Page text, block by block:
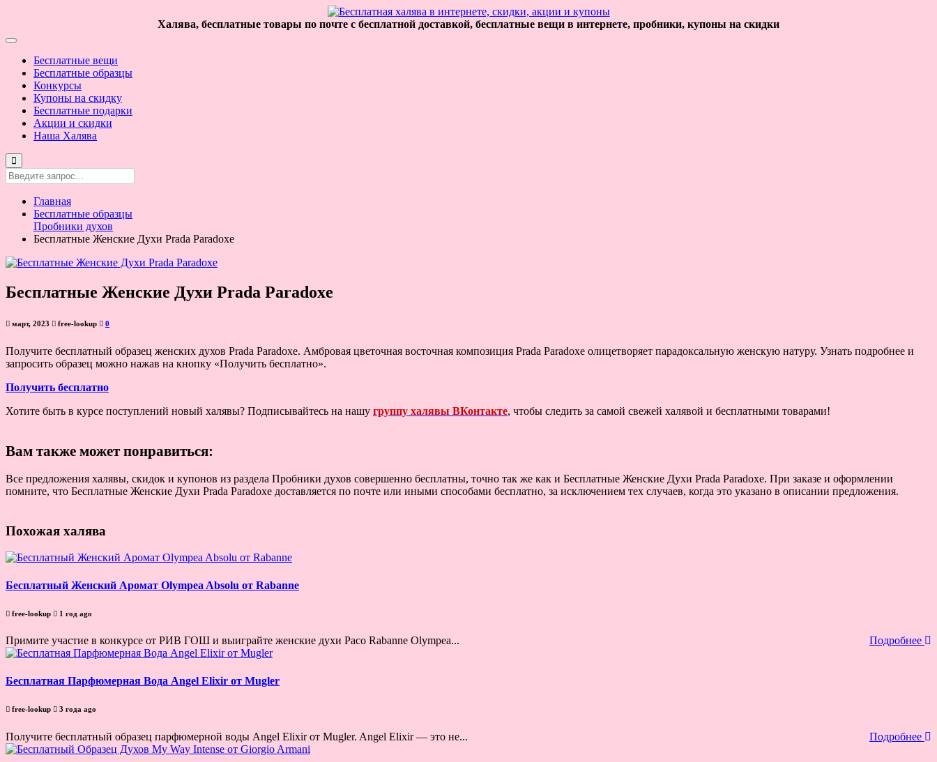
Халява, бесплатные товары по почте с бесплатной доставкой, бесплатные вещи в интернете, пробники, купоны на скидки
Бесплатные вещи
Бесплатные образцы
Конкурсы
Купоны на скидку
Бесплатные подарки
Акции и скидки
Наша Халява
Главная
Бесплатные образцы
Пробники духов
Бесплатные Женские Духи Prada Paradoxe
Бесплатные Женские Духи Prada Paradoxe
март, 2023 free-lookup 0
Получите бесплатный образец женских духов Prada Paradoxe. Амбровая цветочная восточная композиция Prada Paradoxe олицетворяет парадоксальную женскую натуру. Узнать подробнее и
запросить образец можно нажав на кнопку «Получить бесплатно».
Получить бесплатно
Хотите быть в курсе поступлений новый халявы? Подписывайтесь на нашу группу халявы ВКонтакте, чтобы следить за самой свежей халявой и бесплатными товарами!
Вам также может понравиться:
Все предложения халявы, скидок и купонов из раздела Пробники духов совершенно бесплатны, точно так же как и Бесплатные Женские Духи Prada Paradoxe. При заказе и оформлении
помните, что Бесплатные Женские Духи Prada Paradoxe доставляется по почте или иными способами бесплатно, за исключением тех случаев, когда это указано в описании предложения.
Похожая халява
Бесплатный Женский Аромат Olympea Absolu от Rabanne
free-lookup 1 год ago
Примите участие в конкурсе от РИВ ГОШ и выиграйте женские духи Paco Rabanne Olympea... Подробнее
Бесплатная Парфюмерная Вода Angel Elixir от Mugler
free-lookup 3 года ago
Получите бесплатный образец парфюмерной воды Angel Elixir от Mugler. Angel Elixir — это не... Подробнее